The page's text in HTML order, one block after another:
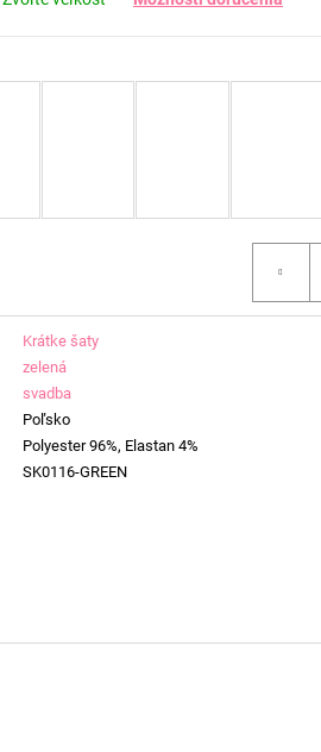
Krátke šaty
zelená
svadba
Poľsko
Polyester 96%, Elastan 4%
SK0116-GREEN